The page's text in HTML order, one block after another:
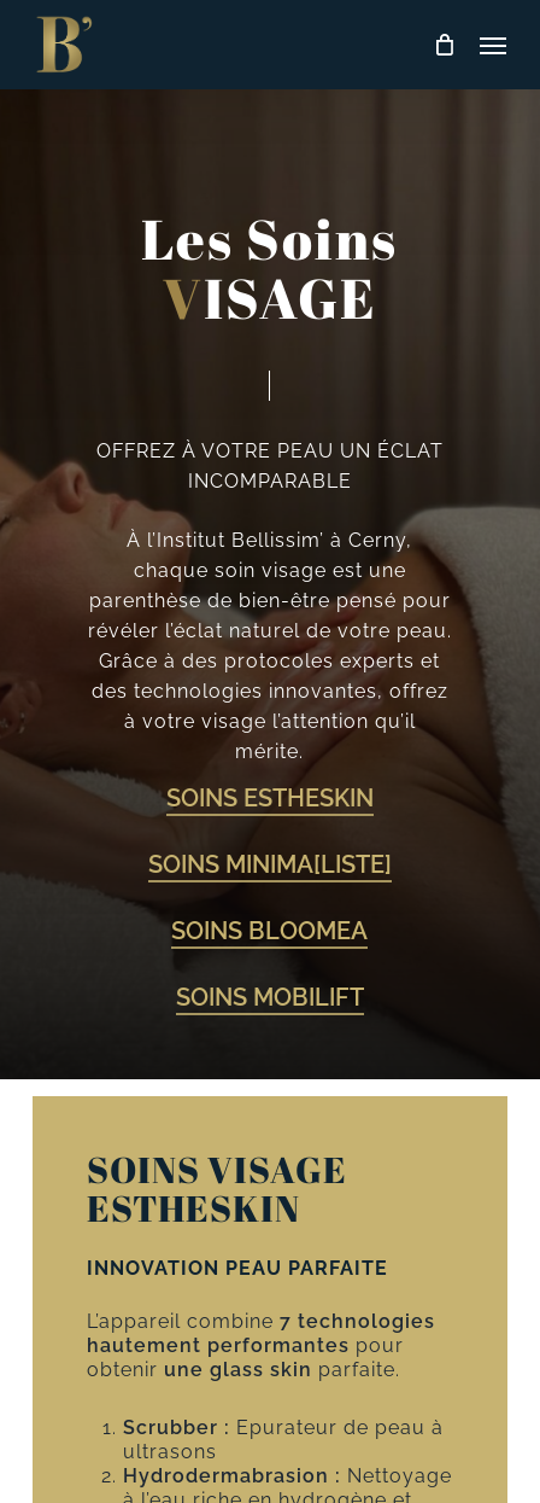
Skip
main
Les Soins
VISAGE
OFFREZ À VOTRE PEAU UN ÉCLAT
INCOMPARABLE
À l’Institut Bellissim’ à Cerny,
chaque soin visage est une
parenthèse de bien-être pensé pour
révéler l’éclat naturel de votre peau.
Grâce à des protocoles experts et
des technologies innovantes, offrez
à votre visage l’attention qu’il
mérite.
SOINS ESTHESKIN
SOINS MINIMA[LISTE]
SOINS BLOOMEA
SOINS MOBILIFT
SOINS VISAGE
ESTHESKIN
INNOVATION PEAU PARFAITE
L’appareil combine 7 technologies
hautement performantes pour
obtenir une glass skin parfaite.
Scrubber : Epurateur de peau à
ultrasons
Hydrodermabrasion : Nettoyage